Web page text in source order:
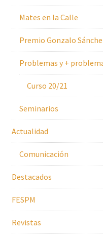
Mates en la Calle
Premio Gonzalo
Problemas y +
Curso 20/21
Seminarios
Actualidad
Comunicación
Destacados
FESPM
Revistas